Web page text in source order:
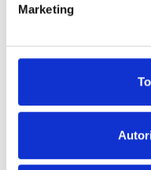
Marketing
Prenez